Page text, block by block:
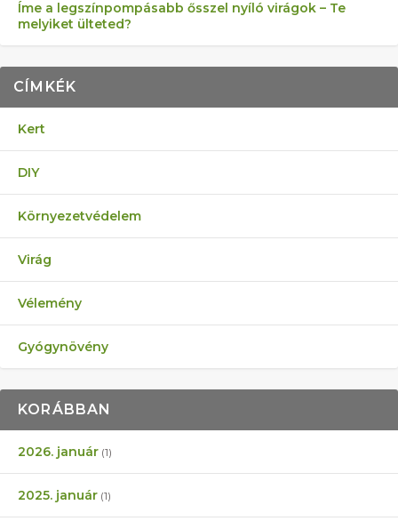
Íme a legszínpompásabb ősszel nyíló virágok – Te
melyiket ülteted?
CÍMKÉK
Kert
DIY
Környezetvédelem
Virág
Vélemény
Gyógynövény
KORÁBBAN
2026. január (1)
2025. január (1)